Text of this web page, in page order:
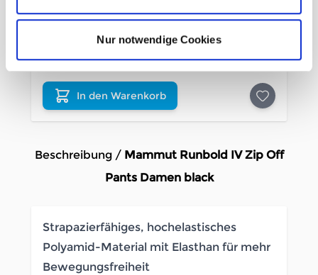
Nur notwendige Cookies
111,96 €
-20%
In den Warenkorb
Beschreibung / Mammut Runbold IV Zip Off
Pants Damen black
Strapazierfähiges, hochelastisches
Polyamid-Material mit Elasthan für mehr
Bewegungsfreiheit